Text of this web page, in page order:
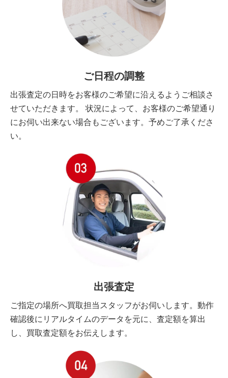
ご日程の調整
出張査定の日時をお客様のご希望に沿えるようご相談さ
せていただきます。 状況によって、お客様のご希望通り
にお伺い出来ない場合もございます。予めご了承くださ
い。
出張査定
ご指定の場所へ買取担当スタッフがお伺いします。動作
確認後にリアルタイムのデータを元に、査定額を算出
し、買取査定額をお伝えします。